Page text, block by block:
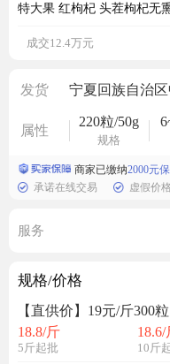
特大果 红枸杞 头茬枸杞无
成交12.4万元
发货 宁夏回族自治
属性
220粒/50g
规格
商家已缴纳2000元
承诺在线交易
虚假价
服务
规格/价格
【直供价】19元/斤300
18.8/斤
5斤起批
18.6/
10斤